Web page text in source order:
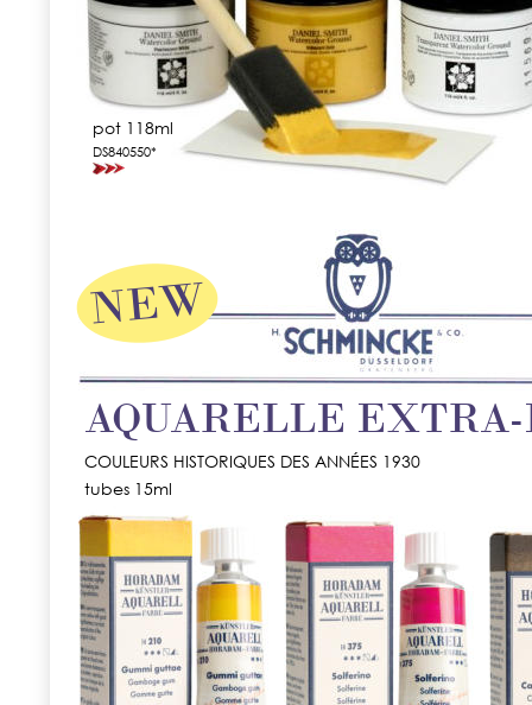
AQUARELLE
COULEURS HISTORIQUES DES ANNÉES 1930
tubes 15ml
pot 118ml
DS840550*